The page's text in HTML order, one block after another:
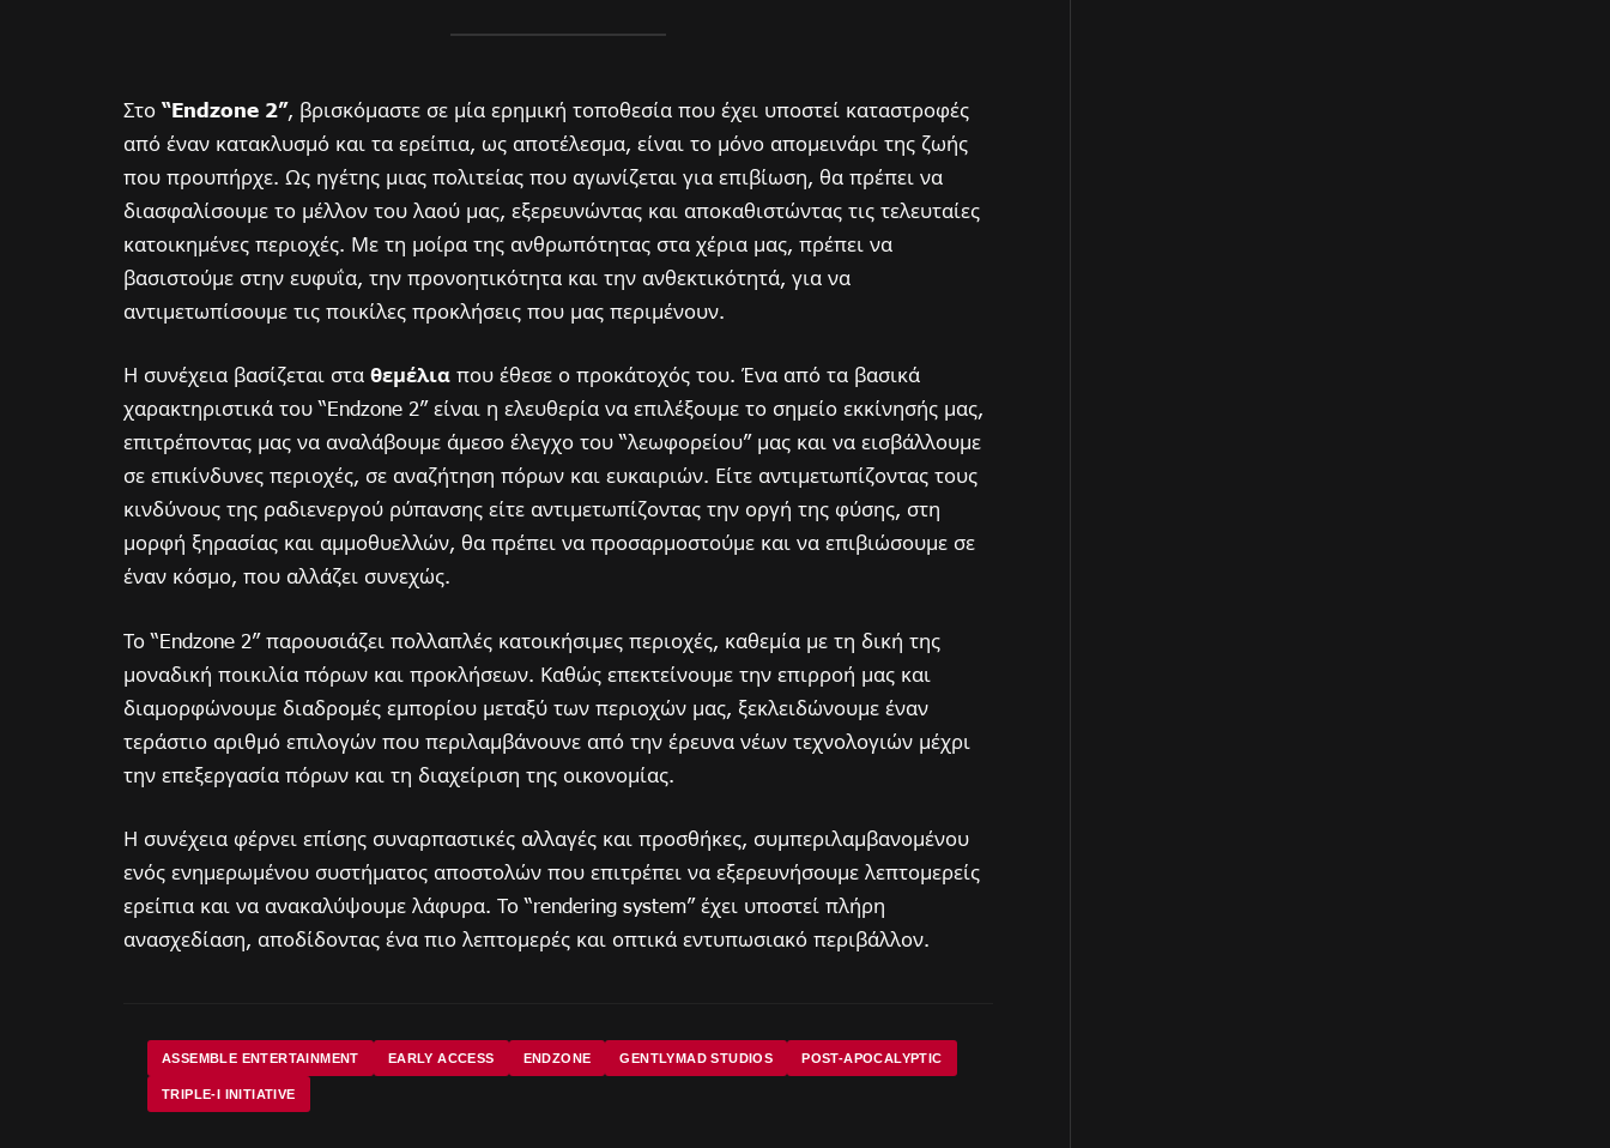
Στο “Endzone 2”, βρισκόμαστε σε μία ερημική τοποθεσία που έχει υποστεί καταστροφές
από έναν κατακλυσμό και τα ερείπια, ως αποτέλεσμα, είναι το μόνο απομεινάρι της ζωής
που προυπήρχε. Ως ηγέτης μιας πολιτείας που αγωνίζεται για επιβίωση, θα πρέπει να
διασφαλίσουμε το μέλλον του λαού μας, εξερευνώντας και αποκαθιστώντας τις τελευταίες
κατοικημένες περιοχές. Με τη μοίρα της ανθρωπότητας στα χέρια μας, πρέπει να
βασιστούμε στην ευφυΐα, την προνοητικότητα και την ανθεκτικότητά, για να
αντιμετωπίσουμε τις ποικίλες προκλήσεις που μας περιμένουν.
Η συνέχεια βασίζεται στα θεμέλια που έθεσε ο προκάτοχός του. Ένα από τα βασικά
χαρακτηριστικά του “Endzone 2” είναι η ελευθερία να επιλέξουμε το σημείο εκκίνησής μας,
επιτρέποντας μας να αναλάβουμε άμεσο έλεγχο του “λεωφορείου” μας και να εισβάλλουμε
σε επικίνδυνες περιοχές, σε αναζήτηση πόρων και ευκαιριών. Είτε αντιμετωπίζοντας τους
κινδύνους της ραδιενεργού ρύπανσης είτε αντιμετωπίζοντας την οργή της φύσης, στη
μορφή ξηρασίας και αμμοθυελλών, θα πρέπει να προσαρμοστούμε και να επιβιώσουμε σε
έναν κόσμο, που αλλάζει συνεχώς.
Το “Endzone 2” παρουσιάζει πολλαπλές κατοικήσιμες περιοχές, καθεμία με τη δική της
μοναδική ποικιλία πόρων και προκλήσεων. Καθώς επεκτείνουμε την επιρροή μας και
διαμορφώνουμε διαδρομές εμπορίου μεταξύ των περιοχών μας, ξεκλειδώνουμε έναν
τεράστιο αριθμό επιλογών που περιλαμβάνουνε από την έρευνα νέων τεχνολογιών μέχρι
την επεξεργασία πόρων και τη διαχείριση της οικονομίας.
Η συνέχεια φέρνει επίσης συναρπαστικές αλλαγές και προσθήκες, συμπεριλαμβανομένου
ενός ενημερωμένου συστήματος αποστολών που επιτρέπει να εξερευνήσουμε λεπτομερείς
ερείπια και να ανακαλύψουμε λάφυρα. Το “rendering system” έχει υποστεί πλήρη
ανασχεδίαση, αποδίδοντας ένα πιο λεπτομερές και οπτικά εντυπωσιακό περιβάλλον.
ASSEMBLE ENTERTAINMENT EARLY ACCESS ENDZONE GENTLYMAD STUDIOS POST-APOCALYPTIC
TRIPLE-I INITIATIVE